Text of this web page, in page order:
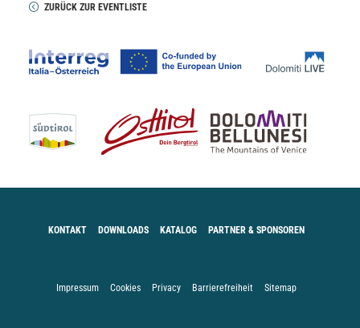
ZURÜCK ZUR EVENTLISTE
KONTAKT DOWNLOADS KATALOG PARTNER & SPONSOREN
Impressum Cookies Privacy Barrierefreiheit Sitemap